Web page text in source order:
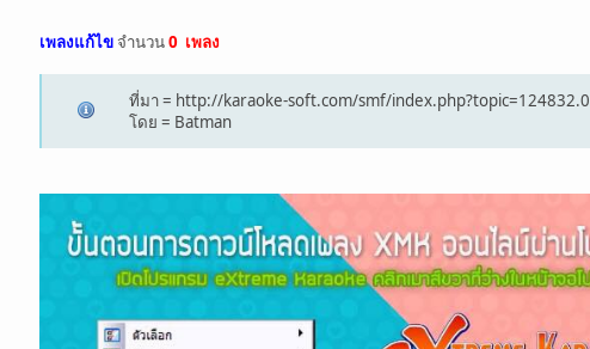
เพลงแก้ไข จำนวน0 เพลง
ที่มา = http://karaoke-soft.com/smf/index.php?topic=124832.0
โดย = Batman